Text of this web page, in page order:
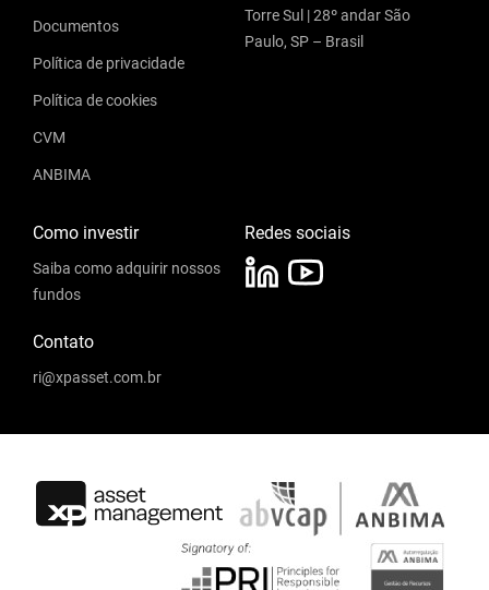
Documentos
Política de privacidade
Política de cookies
CVM
ANBIMA
Torre Sul | 28º andar São
Paulo, SP – Brasil
Como investir
Saiba como adquirir nossos
fundos
Contato
ri@xpasset.com.br
Redes sociais